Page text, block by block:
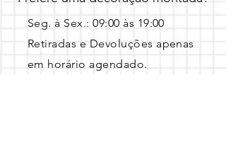
Seg. à Sex.: 09:00 às 19:00 ​
Retiradas e Devoluções apenas
em horário agendado.